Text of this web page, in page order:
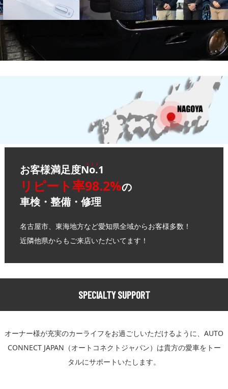
お客様満足度No.1
リピート率98.2%の
車検・整備・修理
名古屋市、東海地方など愛知県全域からお客様多数！
近隣他県からもご来店いただいてます！
SPECIALTY SUPPORT
オーナー様が充実のカーライフをお過ごしいただけるように、 AUTO
CONNECT JAPAN（オートコネクトジャパン）は貴方の愛車をトー
タルにサポートいたします。